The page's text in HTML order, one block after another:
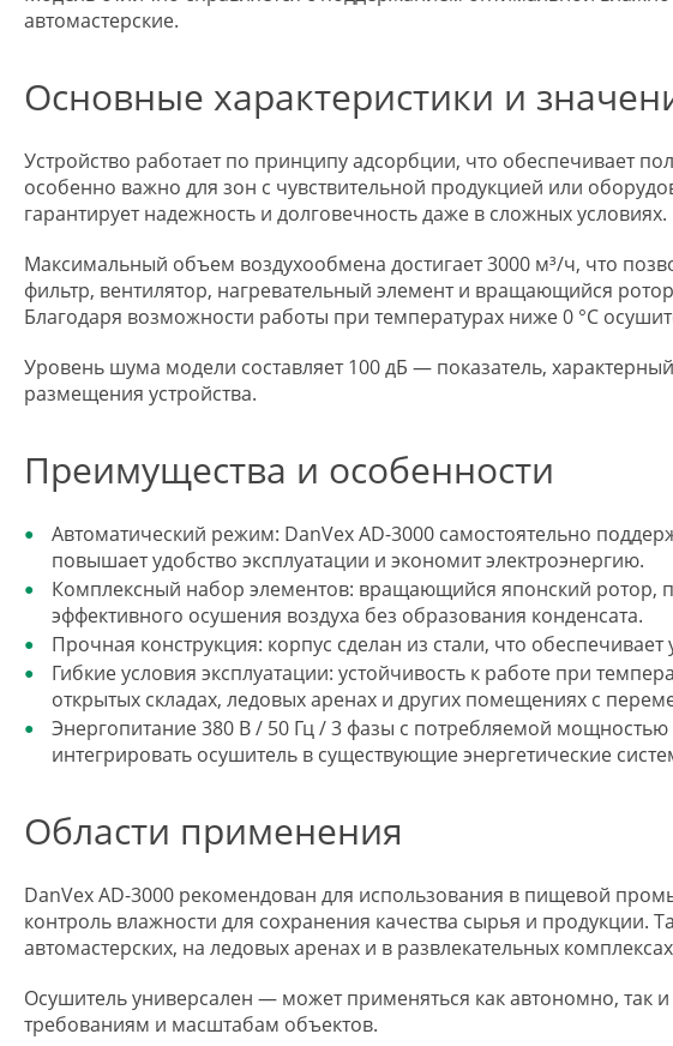
автомастерские.
Основные характеристики и
Устройство работает по принципу адсорбции, что обеспечивает
особенно важно для зон с чувствительной продукцией или
гарантирует надежность и долговечность даже в сложных условиях.
Максимальный объем воздухообмена достигает 3000 м³/ч, что
фильтр, вентилятор, нагревательный элемент и вращающийся
Благодаря возможности работы при температурах ниже 0 °С
Уровень шума модели составляет 100 дБ — показатель,
размещения устройства.
Преимущества и особенности
Автоматический режим: DanVex AD-3000 самостоятельно
повышает удобство эксплуатации и экономит электроэнергию.
Комплексный набор элементов: вращающийся японский ротор,
эффективного осушения воздуха без образования конденсата.
Прочная конструкция: корпус сделан из стали, что
Гибкие условия эксплуатации: устойчивость к работе при
открытых складах, ледовых аренах и других помещениях с
Энергопитание 380 В / 50 Гц / 3 фазы с потребляемой
интегрировать осушитель в существующие энергетические
Области применения
DanVex AD-3000 рекомендован для использования в пищевой
контроль влажности для сохранения качества сырья и
автомастерских, на ледовых аренах и в развлекательных
Осушитель универсален — может применяться как автономно, так
требованиям и масштабам объектов.